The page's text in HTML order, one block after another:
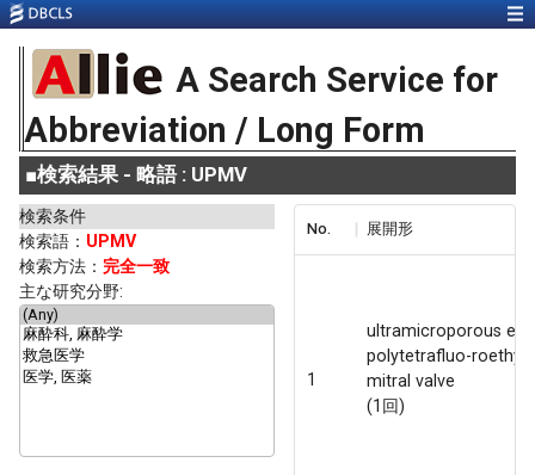
A Search Service for
Abbreviation / Long Form
■検索結果 - 略語 : UPMV
検索条件
検索語： UPMV
検索方法： 完全一致
主な研究分野:
No. 展開形
1
ultramicroporous
polytetrafluo-
mitral valve
(1回)